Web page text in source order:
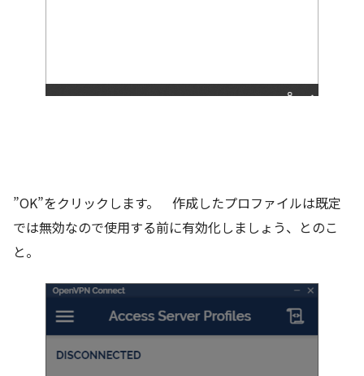
”OK”をクリックします。 作成したプロファイルは既定
では無効なので使用する前に有効化しましょう、とのこ
と。